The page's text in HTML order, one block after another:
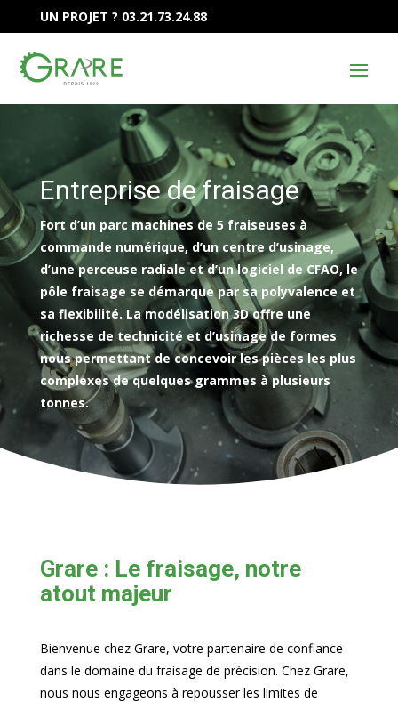
UN PROJET ? 03.21.73.24.88
Entreprise de fraisage
Fort d’un parc machines de 5 fraiseuses à
commande numérique, d’un centre d’usinage,
d’une perceuse radiale et d’un logiciel de CFAO, le
pôle fraisage se démarque par sa polyvalence et
sa flexibilité. La modélisation 3D offre une
richesse de technicité et d’usinage de formes
nous permettant de concevoir les pièces les plus
complexes de quelques grammes à plusieurs
tonnes.
Grare : Le fraisage, notre
atout majeur
Bienvenue chez Grare, votre partenaire de confiance
dans le domaine du fraisage de précision. Chez Grare,
nous nous engageons à repousser les limites de